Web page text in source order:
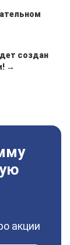
создан
→
акции